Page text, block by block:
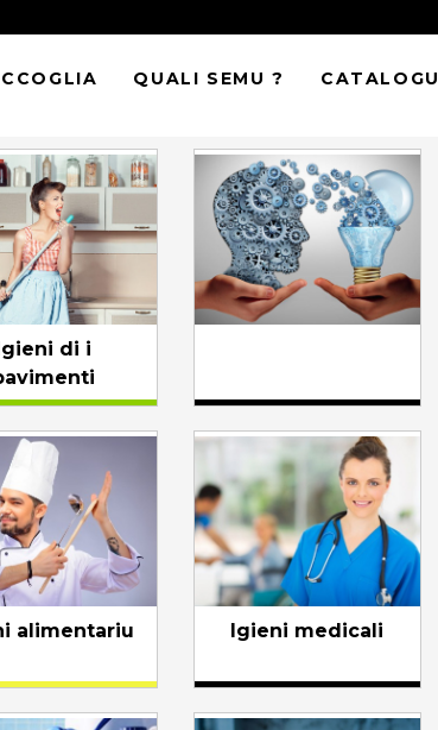
QUALI SEMU ? CATALOGU
di i
alimentariu Igieni medicali